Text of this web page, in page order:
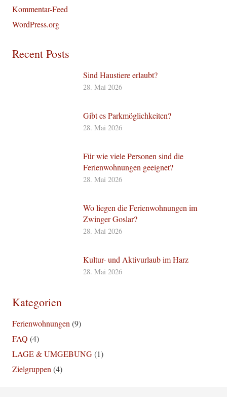
Kommentar-Feed
WordPress.org
Recent Posts
Sind Haustiere erlaubt?
28. Mai 2026
Gibt es Parkmöglichkeiten?
28. Mai 2026
Für wie viele Personen sind die
Ferienwohnungen geeignet?
28. Mai 2026
Wo liegen die Ferienwohnungen im
Zwinger Goslar?
28. Mai 2026
Kultur- und Aktivurlaub im Harz
28. Mai 2026
Kategorien
Ferienwohnungen (9)
FAQ (4)
LAGE & UMGEBUNG(1)
Zielgruppen (4)